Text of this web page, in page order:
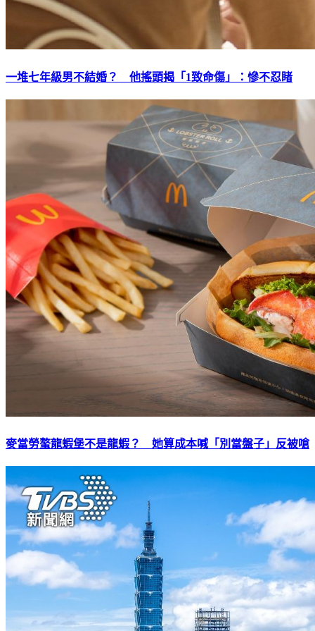
一堆七年級男不結婚？ 他搖頭揭「1致命傷」：慘不忍睹
麥當勞螯龍蝦堡不是龍蝦？ 她算成本喊「別當盤子」反被嗆